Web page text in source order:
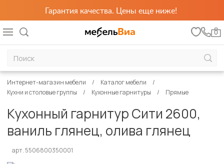
Гарантия качества. Цены еще ниже!
0
Интернет-магазин мебели
Каталог мебели
Кухни и столовые группы
Кухонные гарнитуры Прямые
Кухонный гарнитур Сити 2600,
ваниль глянец, олива глянец
арт. 5506800350001